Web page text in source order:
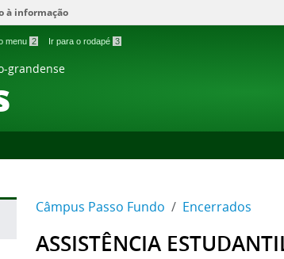
à informação
menu 2 Ir para o rodapé 3
grandense
Câmpus Passo Fundo Encerrados
ASSISTÊNCIA